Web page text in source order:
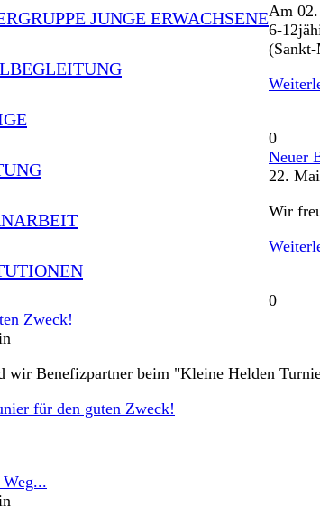
JUNGE ERWACHSENEAm
6-
0
Neuer
22.
Wir
0
Zweck!
wir Benefizpartner beim "Kleine Helden
für den guten Zweck!